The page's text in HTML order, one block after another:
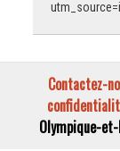
Contactez-
Olympique-